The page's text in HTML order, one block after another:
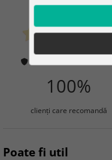
0
Cum verificăm evaluările?
100%
clienţi care recomandă
Poate fi util